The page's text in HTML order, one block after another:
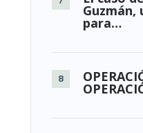
para…